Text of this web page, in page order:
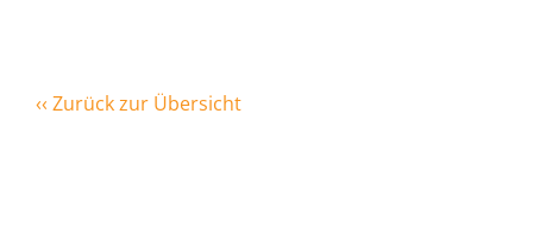
‹‹ Zurück zur Übersicht